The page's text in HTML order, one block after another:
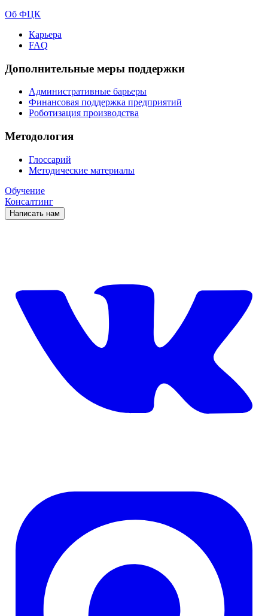
Об ФЦК
Карьера
FAQ
Дополнительные меры поддержки
Административные барьеры
Финансовая поддержка предприятий
Роботизация производства
Методология
Глоссарий
Методические материалы
Обучение
Консалтинг
Написать нам